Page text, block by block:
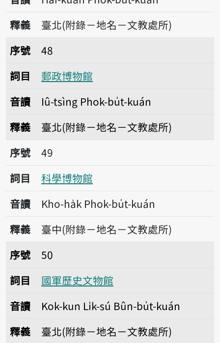
釋義
臺北(附錄－地名－文教處所)
序號48郵政博物館
序號
48
詞目
郵政博物館
音讀
Iû-tsìng Phok-bu̍t-kuán
釋義
臺北(附錄－地名－文教處所)
序號49科學博物館
序號
49
詞目
科學博物館
音讀
Kho-ha̍k Phok-bu̍t-kuán
釋義
臺中(附錄－地名－文教處所)
序號50國軍歷史文物館
序號
50
詞目
國軍歷史文物館
音讀
Kok-kun Li̍k-sú Bûn-bu̍t-kuán
釋義
臺北(附錄－地名－文教處所)